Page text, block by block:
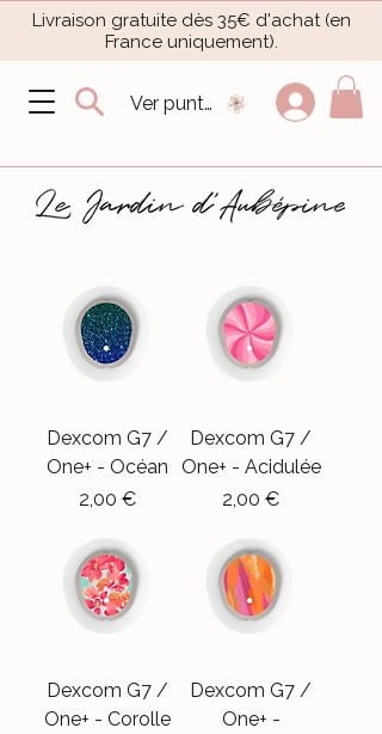
Livraison gratuite dès 35€ d'achat (en
France uniquement).​
Ver puntos
Dexcom G7 /
One+ - Océan
Precio
2,00 €
Dexcom G7 /
One+ - Acidulée
Precio
2,00 €
Dexcom G7 /
One+ - Corolle
Dexcom G7 /
One+ -